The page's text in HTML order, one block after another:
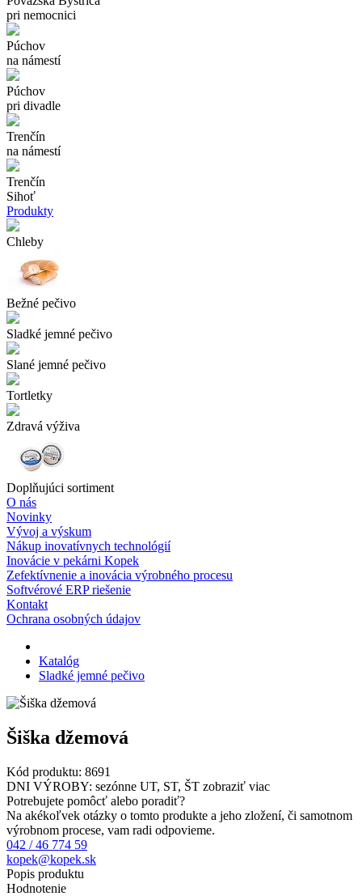
pri nemocnici
Púchov
na námestí
Púchov
pri divadle
Trenčín
na námestí
Trenčín
Sihoť
Produkty
Chleby
Bežné pečivo
Sladké jemné pečivo
Slané jemné pečivo
Tortletky
Zdravá výživa
Doplňujúci sortiment
O nás
Novinky
Vývoj a výskum
Nákup inovatívnych technológií
Inovácie v pekárni Kopek
Zefektívnenie a inovácia výrobného procesu
Softvérové ERP riešenie
Kontakt
Ochrana osobných údajov
Katalóg
Sladké jemné pečivo
Šiška džemová
Kód produktu: 8691
DNI VÝROBY: sezónne UT, ST, ŠT zobraziť viac
Potrebujete pomôcť alebo poradiť?
Na akékoľvek otázky o tomto produkte a jeho zložení, či samotnom
výrobnom procese, vam radi odpovieme.
042 / 46 774 59
kopek@kopek.sk
Popis produktu
Hodnotenie